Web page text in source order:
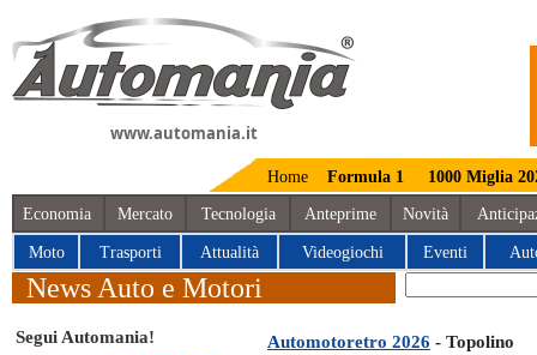
www.automania.it
Home Formula 1 1000 Miglia
Economia Mercato Tecnologia Anteprime Novità
Moto Trasporti Attualità Videogiochi Eventi
News Auto e Motori
Segui Automania! Automotoretro 2026 - Topolino